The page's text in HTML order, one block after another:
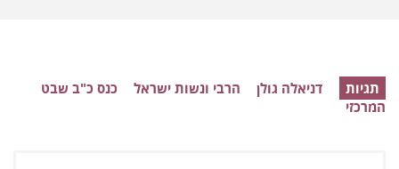
תגיות דניאלה גולן הרבי ונשות ישראל
כנס כ"ב שבט
המרכזי